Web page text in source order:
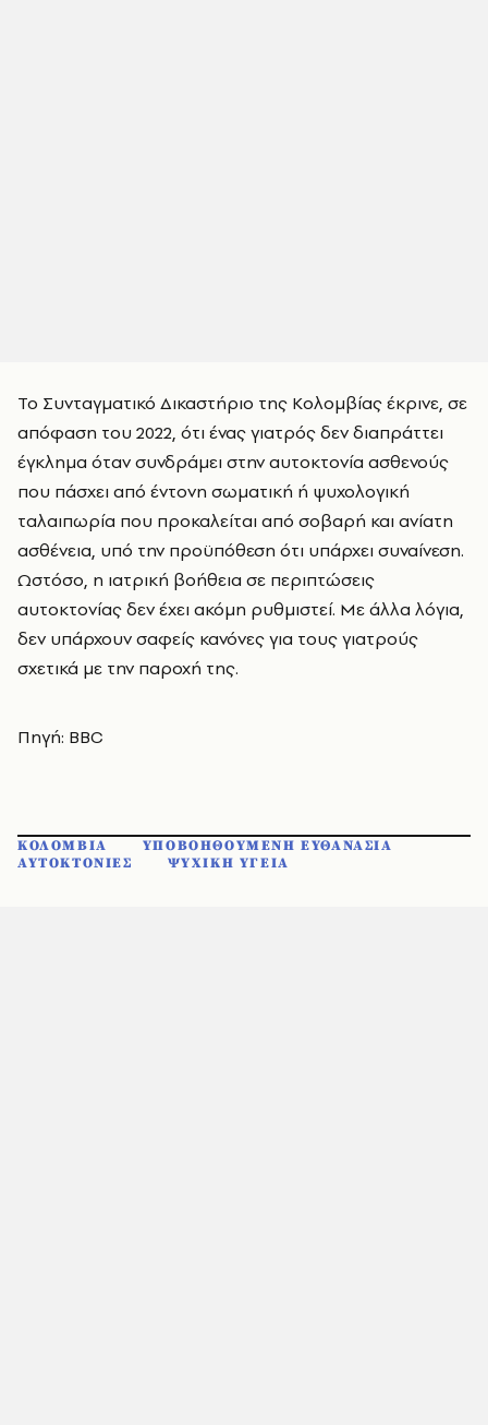
Το Συνταγματικό Δικαστήριο της Κολομβίας έκρινε, σε
απόφαση του 2022, ότι ένας γιατρός δεν διαπράττει
έγκλημα όταν συνδράμει στην αυτοκτονία ασθενούς
που πάσχει από έντονη σωματική ή ψυχολογική
ταλαιπωρία που προκαλείται από σοβαρή και ανίατη
ασθένεια, υπό την προϋπόθεση ότι υπάρχει συναίνεση.
Ωστόσο, η ιατρική βοήθεια σε περιπτώσεις
αυτοκτονίας δεν έχει ακόμη ρυθμιστεί. Με άλλα λόγια,
δεν υπάρχουν σαφείς κανόνες για τους γιατρούς
σχετικά με την παροχή της.
Πηγή: BBC
ΚΟΛΟΜΒΙΑ
ΥΠΟΒΟΗΘΟΥΜΕΝΗ ΕΥΘΑΝΑΣΙΑ
ΑΥΤΟΚΤΟΝΙΕΣ
ΨΥΧΙΚΗ ΥΓΕΙΑ